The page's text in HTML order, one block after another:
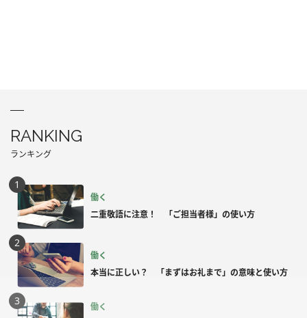
RANKING
ランキング
働く
二重敬語に注意！ 「ご担当者様」の使い方
働く
本当に正しい？ 「まずはお礼まで」の意味と使い方
働く